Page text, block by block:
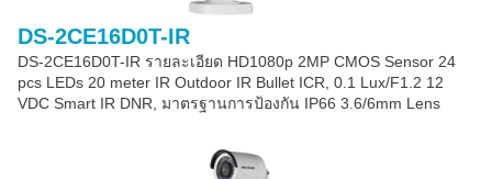
DS-2CE16D0T-IR
DS-2CE16D0T-IR รายละเอียด HD1080p 2MP CMOS Sensor 24
pcs LEDs 20 meter IR Outdoor IR Bullet ICR, 0.1 Lux/F1.2 12
VDC Smart IR DNR, มาตรฐานการป้องกัน IP66 3.6/6mm Lens